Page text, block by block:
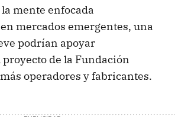
mente enfocada
mercados emergentes, una
podrían apoyar
de la Fundación
operadores y fabricantes.